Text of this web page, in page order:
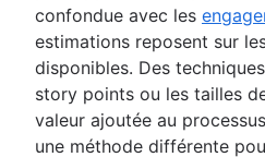
confondue avec les
estimations reposent sur
disponibles. Des
story points ou les tailles
valeur ajoutée au
une méthode différente